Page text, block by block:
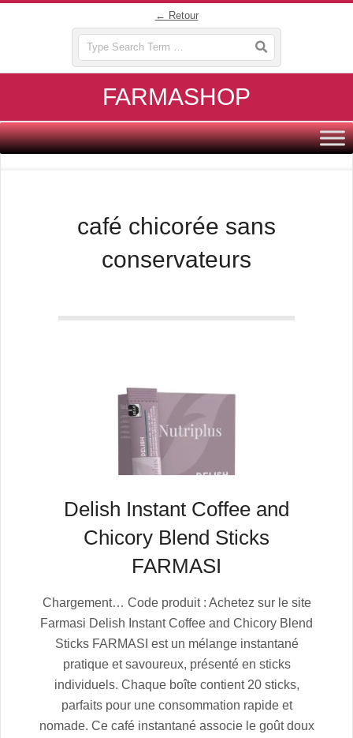
← Retour
FARMASHOP
Primary
Navigation
café chicorée sans
conservateurs
Delish Instant Coffee and
Chicory Blend Sticks
FARMASI
07-
05
Chargement… Code produit : Achetez sur le site
Farmasi Delish Instant Coffee and Chicory Blend
Sticks FARMASI est un mélange instantané
pratique et savoureux, présenté en sticks
individuels. Chaque boîte contient 20 sticks,
parfaits pour une consommation rapide et
nomade. Ce café instantané associe le goût doux